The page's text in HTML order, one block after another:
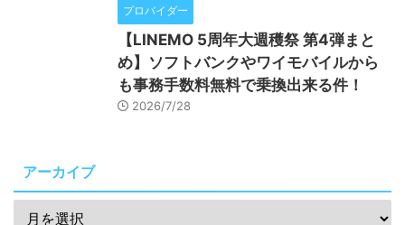
プロバイダー
【LINEMO 5周年大週穫祭 第4弾まと
め】ソフトバンクやワイモバイルから
も事務手数料無料で乗換出来る件！
2026/7/28
アーカイブ